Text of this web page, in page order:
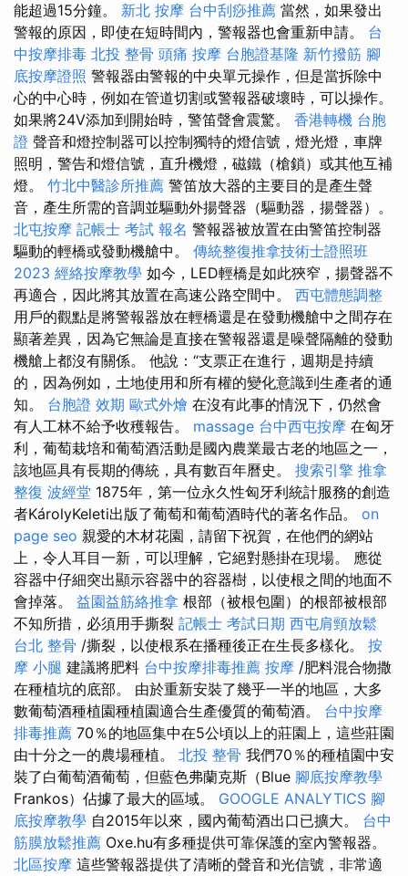
能超過15分鐘。 新北 按摩 台中刮痧推薦 當然，如果發出
警報的原因，即使在短時間內，警報器也會重新申請。 台
中按摩排毒 北投 整骨 頭痛 按摩 台胞證基隆 新竹撥筋 腳
底按摩證照 警報器由警報的中央單元操作，但是當拆除中
心的中心時，例如在管道切割或警報器破壞時，可以操作。
如果將24V添加到開始時，警笛聲會震驚。 香港轉機 台胞
證 聲音和燈控制器可以控制獨特的燈信號，燈光燈，車牌
照明，警告和燈信號，直升機燈，磁鐵（槍鎖）或其他互補
燈。 竹北中醫診所推薦 警笛放大器的主要目的是產生聲
音，產生所需的音調並驅動外揚聲器（驅動器，揚聲器）。
北屯按摩 記帳士 考試 報名 警報器被放置在由警笛控制器
驅動的輕橋或發動機艙中。 傳統整復推拿技術士證照班
2023 經絡按摩教學 如今，LED輕橋是如此狹窄，揚聲器不
再適合，因此將其放置在高速公路空間中。 西屯體態調整
用戶的觀點是將警報器放在輕橋還是在發動機艙中之間存在
顯著差異，因為它無論是直接在警報器還是噪聲隔離的發動
機艙上都沒有關係。 他說：“支票正在進行，週期是持續
的，因為例如，土地使用和所有權的變化意識到生產者的通
知。 台胞證 效期 歐式外燴 在沒有此事的情況下，仍然會
有人工林不給予收穫報告。 massage 台中西屯按摩 在匈牙
利，葡萄栽培和葡萄酒活動是國內農業最古老的地區之一，
該地區具有長期的傳統，具有數百年曆史。 搜索引擎 推拿
整復 波經堂 1875年，第一位永久性匈牙利統計服務的創造
者KárolyKeleti出版了葡萄和葡萄酒時代的著名作品。 on
page seo 親愛的木材花園，請留下祝賀，在他們的網站
上，令人耳目一新，可以理解，它絕對懸掛在現場。 應從
容器中仔細突出顯示容器中的容器樹，以使根之間的地面不
會掉落。 益園益筋絡推拿 根部（被根包圍）的根部被根部
不知所措，必須用手撕裂 記帳士 考試日期 西屯肩頸放鬆
台北 整骨 /撕裂，以使根系在播種後正在生長多樣化。 按
摩 小腿 建議將肥料 台中按摩排毒推薦 按摩 /肥料混合物撒
在種植坑的底部。 由於重新安裝了幾乎一半的地區，大多
數葡萄酒種植園種植園適合生產優質的葡萄酒。 台中按摩
排毒推薦 70％的地區集中在5公頃以上的莊園上，這些莊園
由十分之一的農場種植。 北投 整骨 我們70％的種植園中安
裝了白葡萄酒葡萄，但藍色弗蘭克斯（Blue 腳底按摩教學
Frankos）佔據了最大的區域。 GOOGLE ANALYTICS 腳
底按摩教學 自2015年以來，國內葡萄酒出口已擴大。 台中
筋膜放鬆推薦 Oxe.hu有多種提供可靠保護的室內警報器。
北區按摩 這些警報器提供了清晰的聲音和光信號，非常適